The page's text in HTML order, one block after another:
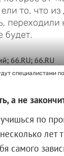
то, что из
переходили
будет.
специалистами
а не
по
лет
самого